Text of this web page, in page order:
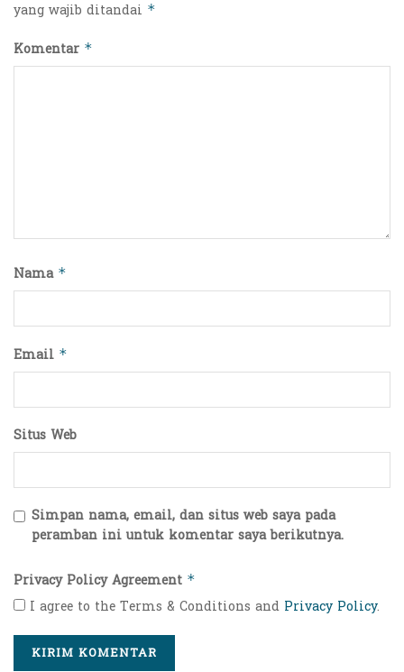
yang wajib ditandai *
Komentar *
Nama *
Email *
Situs Web
Simpan nama, email, dan situs web saya pada
peramban ini untuk komentar saya berikutnya.
Privacy Policy Agreement *
I agree to the Terms & Conditions and Privacy Policy.